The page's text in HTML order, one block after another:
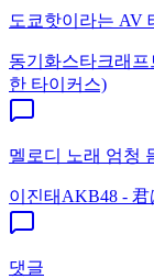
도쿄핫이라는 AV
동기화스타크래
한 타이커스)
멜로디 노래 엄청
이진태 AKB48 -
댓글